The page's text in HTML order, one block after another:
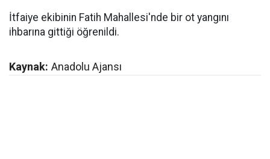
İtfaiye ekibinin Fatih Mahallesi'nde bir ot yangını
ihbarına gittiği öğrenildi.
Kaynak: Anadolu Ajansı